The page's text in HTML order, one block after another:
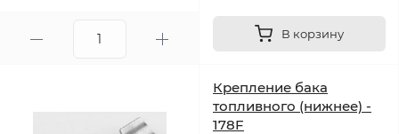
В корзину
Крепление бака
топливного (нижнее) -
178F